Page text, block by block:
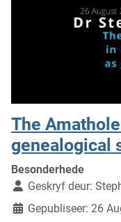
The
genealogical
Besonderhede
Geskryf deur:
Gepubliseer: 26